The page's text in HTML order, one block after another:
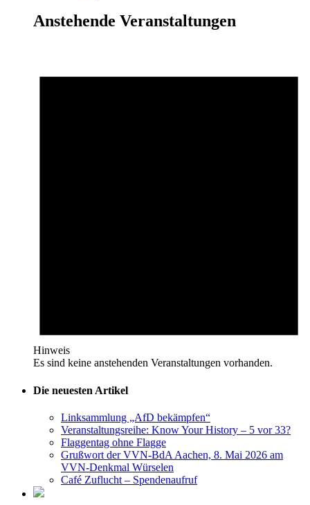
Anstehende Veranstaltungen
Hinweis
Es sind keine anstehenden Veranstaltungen vorhanden.
Die neuesten Artikel
Linksammlung „AfD bekämpfen“
Veranstaltungsreihe: Know Your History – 5 vor 33?
Flaggentag ohne Flagge
Grußwort der VVN-BdA Aachen, 8. Mai 2026 am
VVN-Denkmal Würselen
Café Zuflucht – Spendenaufruf